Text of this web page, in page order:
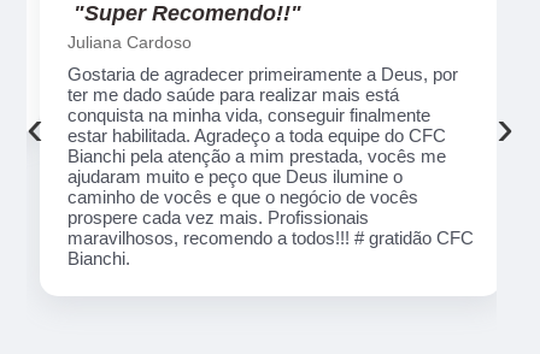
"Recomendo!!"
Alexsandro Sr
Um lugar muito bom, exelente atendimento ao
público em geral. Adorei, pessoal muito profissional
em tudo, excelentes instrutores, nota 1000!!
‹ ›